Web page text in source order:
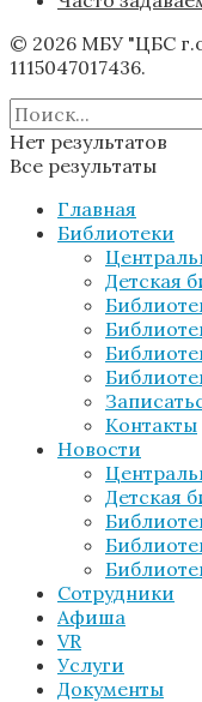
© 2026 МБУ "ЦБС
1115047017436.
Нет результатов
Все результаты
Главная
Библиотеки
Детская
Контакты
Новости
Детская
Сотрудники
Афиша
VR
Услуги
Документы